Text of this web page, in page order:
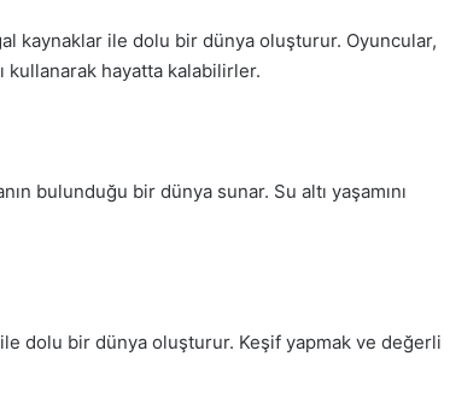
kaynaklar ile dolu bir dünya oluşturur. Oyuncular,
hayatta kalabilirler.
bulunduğu bir dünya sunar. Su altı yaşamını
dolu bir dünya oluşturur. Keşif yapmak ve değerli